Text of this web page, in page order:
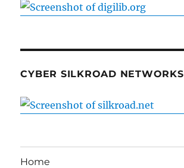
CYBER SILKROAD NETWORKS
Home